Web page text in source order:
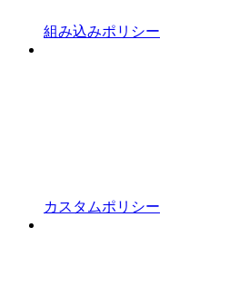
組み込みポリシー
カスタムポリシー